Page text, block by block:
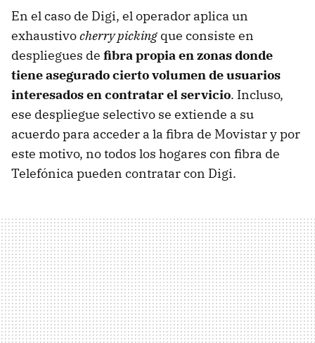
En el caso de Digi, el operador aplica un
exhaustivocherry picking que consiste en
despliegues de fibra propia en zonas donde
tiene asegurado cierto volumen de usuarios
interesados en contratar el servicio. Incluso,
ese despliegue selectivo se extiende a su
acuerdo para acceder a la fibra de Movistar y por
este motivo, no todos los hogares con fibra de
Telefónica pueden contratar con Digi.